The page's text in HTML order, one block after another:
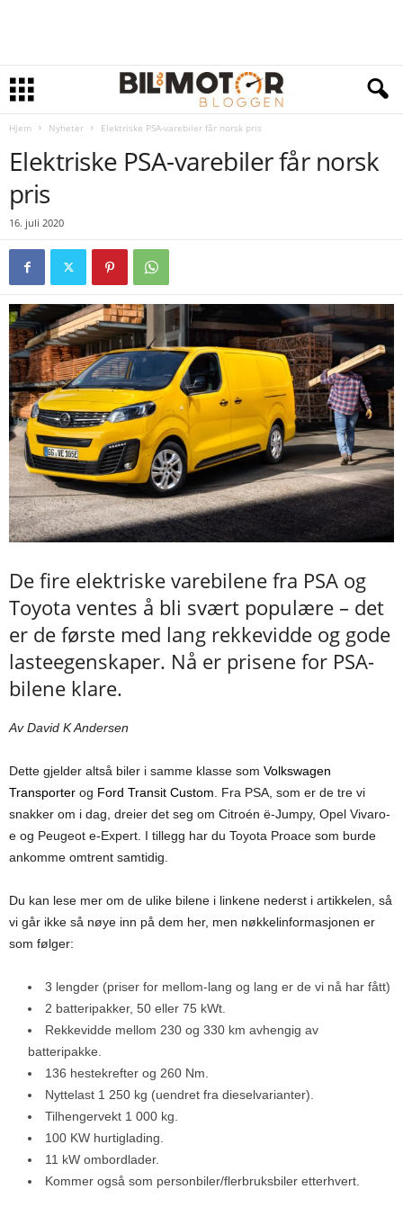
Hjem Nyheter Elektriske PSA-varebiler får norsk pris
Elektriske PSA-varebiler får norsk
pris
16. juli 2020
De fire elektriske varebilene fra PSA og
Toyota ventes å bli svært populære – det
er de første med lang rekkevidde og gode
lasteegenskaper. Nå er prisene for PSA-
bilene klare.
Av David K Andersen
Dette gjelder altså biler i samme klasse som Volkswagen
Transporter og Ford Transit Custom. Fra PSA, som er de tre vi
snakker om i dag, dreier det seg om Citroén ë-Jumpy, Opel Vivaro-
e og Peugeot e-Expert. I tillegg har du Toyota Proace som burde
ankomme omtrent samtidig.
Du kan lese mer om de ulike bilene i linkene nederst i artikkelen, så
vi går ikke så nøye inn på dem her, men nøkkelinformasjonen er
som følger:
3 lengder (priser for mellom-lang og lang er de vi nå har fått)
2 batteripakker, 50 eller 75 kWt.
Rekkevidde mellom 230 og 330 km avhengig av
batteripakke.
136 hestekrefter og 260 Nm.
Nyttelast 1 250 kg (uendret fra dieselvarianter).
Tilhengervekt 1 000 kg.
100 KW hurtiglading.
11 kW ombordlader.
Kommer også som personbiler/flerbruksbiler etterhvert.